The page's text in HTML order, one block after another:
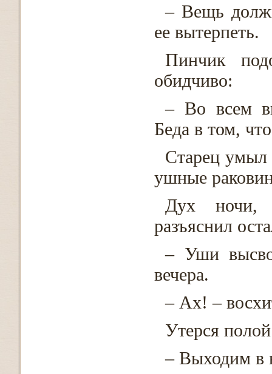
– Вещь
ее вытерпеть.
Пинчик
обидчиво:
– Во всем
Беда в том,
Старец умыл
ушные
Дух ночи,
разъяснил
– Уши
вечера.
– Ах! –
Утерся
– Выходим в